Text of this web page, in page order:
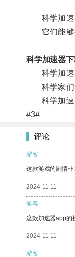
科学加速器
它们能够模
科学加速器
科学加速器
科学家们通
科学加速器
#3#
评论
游客
这款游戏的剧情非
2024-11-11
游客
这款加速器app的
2024-11-11
游客